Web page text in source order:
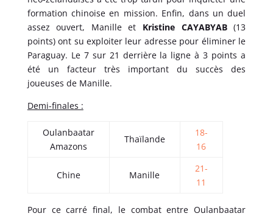
formation chinoise en mission. Enfin, dans un duel
assez ouvert, Manille et Kristine CAYABYAB(13
points) ont su exploiter leur adresse pour éliminer le
Paraguay. Le 7 sur 21 derrière la ligne à 3 points a
été un facteur très important du succès des
joueuses de Manille.
Demi-finales :
Oulanbaatar
Amazons
Thaïlande
18-
16
Chine Manille
21-
11
Pour ce carré final, le combat entre Oulanbaatar